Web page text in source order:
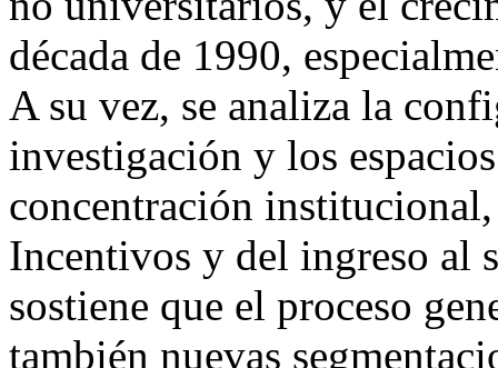
década de 1990,
A su vez, se analiza la
investigación y los
concentración
Incentivos y del ingreso al
sostiene que el proceso
también nuevas